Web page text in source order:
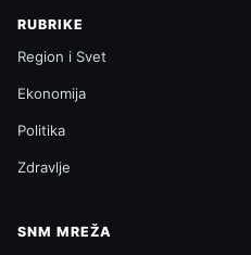
RUBRIKE
Region i Svet
Ekonomija
Politika
Zdravlje
SNM MREŽA